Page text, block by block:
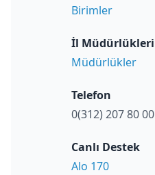
Birimler
İl Müdürlükleri
Müdürlükler
Telefon
0(312) 207 80 00
Canlı Destek
Alo 170